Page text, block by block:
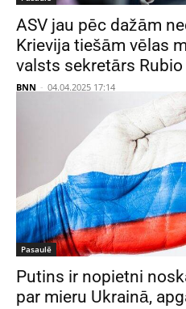
ASV jau pēc dažām
Krievija tiešām vēlas
valsts sekretārs Rubio
BNN - 04.04.2025 17:14
Pasaulē
Putins ir nopietni
par mieru Ukrainā,